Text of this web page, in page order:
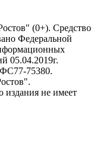
(0+). Средство
Федеральной
05.04.2019г.
75380.
издания не имеет